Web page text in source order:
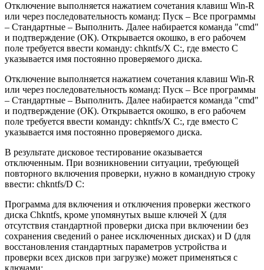
Отключение выполняется нажатием сочетания клавиш Win-R
или через последовательность команд: Пуск – Все программы
– Стандартные – Выполнить. Далее набирается команда "cmd"
и подтверждение (ОК). Открывается окошко, в его рабочем
поле требуется ввести команду: chkntfs/X С:, где вместо С
указывается имя постоянно проверяемого диска.
Отключение выполняется нажатием сочетания клавиш Win-R
или через последовательность команд: Пуск – Все программы
– Стандартные – Выполнить. Далее набирается команда "cmd"
и подтверждение (ОК). Открывается окошко, в его рабочем
поле требуется ввести команду: chkntfs/X С:, где вместо С
указывается имя постоянно проверяемого диска.
В результате дисковое тестирование оказывается
отключенным. При возникновении ситуации, требующей
повторного включения проверки, нужно в командную строку
ввести: chkntfs/D С:
Программа для включения и отключения проверки жесткого
диска Chkntfs, кроме упомянутых выше ключей X (для
отсутствия стандартной проверки диска при включении без
сохранения сведений о ранее исключенных дисках) и D (для
восстановления стандартных параметров устройства и
проверки всех дисков при загрузке) может применяться с